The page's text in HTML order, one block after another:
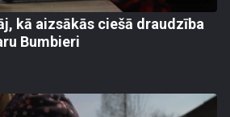
kā aizsākās ciešā draudzība
Bumbieri